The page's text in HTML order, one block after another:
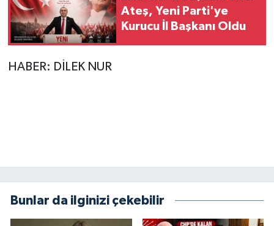
Ateş, Yeni Parti'ye
Kurucu İl Başkanı Oldu
HABER: DİLEK NUR
Bunlar da ilginizi çekebilir
Politika
YEREL
ÇEVRE